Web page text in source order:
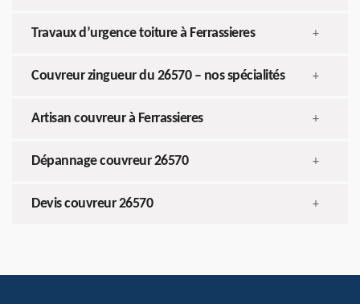
Travaux d’urgence toiture à Ferrassieres +
Couvreur zingueur du 26570 – nos spécialités +
Artisan couvreur à Ferrassieres +
Dépannage couvreur 26570 +
Devis couvreur 26570 +